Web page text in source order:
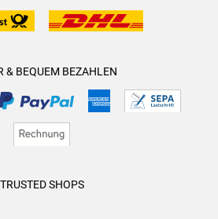
& BEQUEM BEZAHLEN
TRUSTED SHOPS